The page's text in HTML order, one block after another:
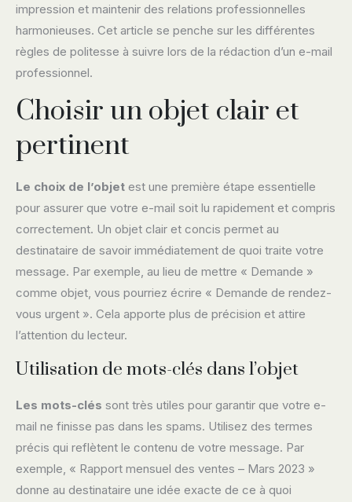
impression et maintenir des relations professionnelles
harmonieuses. Cet article se penche sur les différentes
règles de politesse à suivre lors de la rédaction d’un e-mail
professionnel.
Choisir un objet clair et
pertinent
Le choix de l’objet est une première étape essentielle
pour assurer que votre e-mail soit lu rapidement et compris
correctement. Un objet clair et concis permet au
destinataire de savoir immédiatement de quoi traite votre
message. Par exemple, au lieu de mettre « Demande »
comme objet, vous pourriez écrire « Demande de rendez-
vous urgent ». Cela apporte plus de précision et attire
l’attention du lecteur.
Utilisation de mots-clés dans l’objet
Les mots-clés sont très utiles pour garantir que votre e-
mail ne finisse pas dans les spams. Utilisez des termes
précis qui reflètent le contenu de votre message. Par
exemple, « Rapport mensuel des ventes – Mars 2023 »
donne au destinataire une idée exacte de ce à quoi